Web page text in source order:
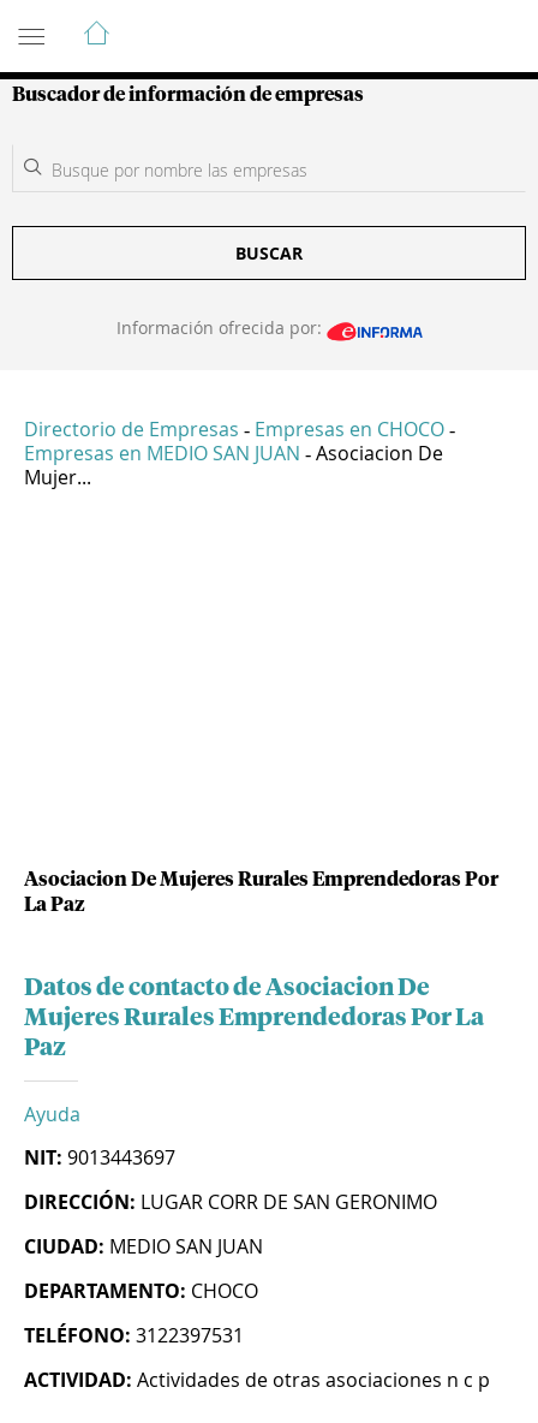
Guía de Empresas Colombianas
Buscador de información de empresas
BUSCAR
Información ofrecida por:
Directorio de Empresas - Empresas en CHOCO -
Empresas en MEDIO SAN JUAN - Asociacion De
Mujer...
Asociacion De Mujeres Rurales Emprendedoras Por
La Paz
Datos de contacto de Asociacion De
Mujeres Rurales Emprendedoras Por La
Paz
Ayuda
NIT: 9013443697
DIRECCIÓN: LUGAR CORR DE SAN GERONIMO
CIUDAD: MEDIO SAN JUAN
DEPARTAMENTO: CHOCO
TELÉFONO: 3122397531
ACTIVIDAD: Actividades de otras asociaciones n c p